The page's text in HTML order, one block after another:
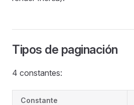
Tipos de paginación
4 constantes:
Constante